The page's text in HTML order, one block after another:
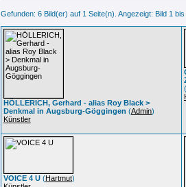
Gefunden: 6 Bild(er) auf 1 Seite(n). Angezeigt: Bild 1 bis
HÖLLERICH, Gerhard - alias Roy Black >
Denkmal in Augsburg-Göggingen (Admin)
Künstler
(
VOICE 4 U (Hartmut)